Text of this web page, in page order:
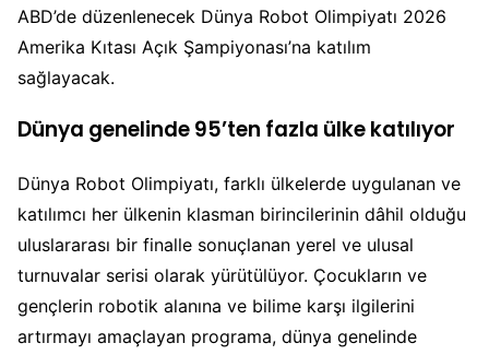
ABD’de düzenlenecek Dünya Robot Olimpiyatı 2026
Amerika Kıtası Açık Şampiyonası’na katılım
sağlayacak.
Dünya genelinde 95’ten fazla ülke katılıyor
Dünya Robot Olimpiyatı, farklı ülkelerde uygulanan ve
katılımcı her ülkenin klasman birincilerinin dâhil olduğu
uluslararası bir finalle sonuçlanan yerel ve ulusal
turnuvalar serisi olarak yürütülüyor. Çocukların ve
gençlerin robotik alanına ve bilime karşı ilgilerini
artırmayı amaçlayan programa, dünya genelinde